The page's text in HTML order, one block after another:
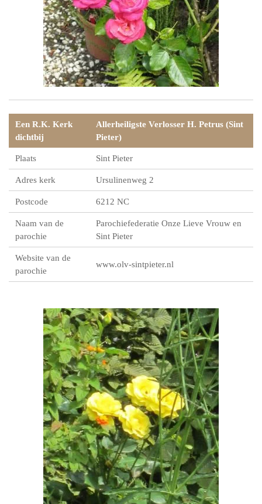
Een R.K. Kerk
dichtbij
Allerheiligste Verlosser H. Petrus (Sint
Pieter)
Plaats Sint Pieter
Adres kerk Ursulinenweg 2
Postcode 6212 NC
Naam van de
parochie
Parochiefederatie Onze Lieve Vrouw en
Sint Pieter
Website van de
parochie
www.olv-sintpieter.nl